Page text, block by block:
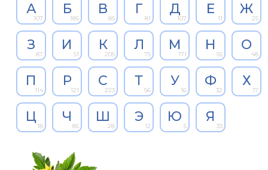
А
107
Б
185
В
85
Г
81
Д
107
Е
11
Ж
25
З
87
И
51
К
205
Л
75
М
171
Н
55
О
48
П
114
Р
121
С
223
Т
56
У
16
Ф
32
Х
17
Ц
18
Ч
85
Ш
28
Э
12
Ю
5
Я
33